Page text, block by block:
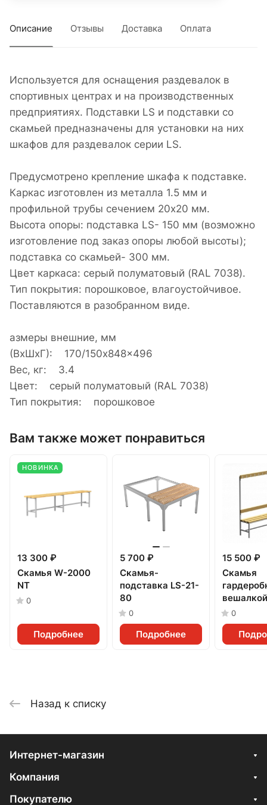
Описание Отзывы Доставка Оплата
Используется для оснащения раздевалок в
спортивных центрах и на производственных
предприятиях. Подставки LS и подставки со
скамьей предназначены для установки на них
шкафов для раздевалок серии LS.
Предусмотрено крепление шкафа к подставке.
Каркас изготовлен из металла 1.5 мм и
профильной трубы сечением 20х20 мм.
Высота опоры: подставка LS- 150 мм (возможно
изготовление под заказ опоры любой высоты);
подставка со скамьей- 300 мм.
Цвет каркаса: серый полуматовый (RAL 7038).
Тип покрытия: порошковое, влагоустойчивое.
Поставляются в разобранном виде.
азмеры внешние, мм
(ВхШхГ): 170/150x848x496
Вес, кг: 3.4
Цвет: серый полуматовый (RAL 7038)
Тип покрытия: порошковое
Вам также может понравиться
НОВИНКА
13 300 ₽
Скамья W-2000
NT
0
Подробнее
5 700 ₽
Скамья-
подставка LS-21-
80
0
Подробнее
15 500 ₽
Скамья
2000
0
Назад к списку
Интернет-магазин
Компания
Покупателю